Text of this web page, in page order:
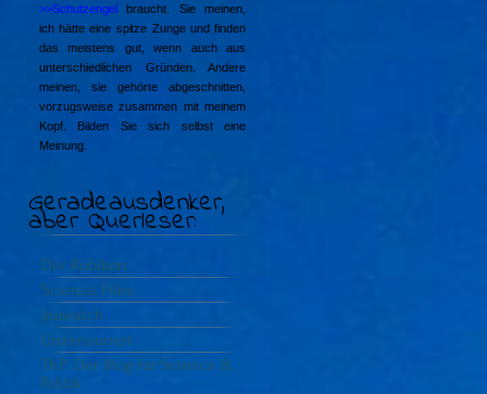
>>Schutzengel braucht. Sie meinen,
ich hätte eine spitze Zunge und finden
das meistens gut, wenn auch aus
unterschiedlichen Gründen. Andere
meinen, sie gehörte abgeschnitten,
vorzugsweise zusammen mit meinem
Kopf. Bilden Sie sich selbst eine
Meinung.
Geradeausdenker,
aber Querleser:
Der Rubikon
Science Files
Jouwatch
Unzensuriert
TKP: Der Blog für Science &
Politik